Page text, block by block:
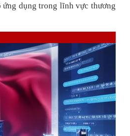
ứng dụng trong lĩnh vực thương